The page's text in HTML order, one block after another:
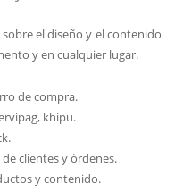
el diseño y el contenido
y en cualquier lugar.
de compra.
khipu.
clientes y órdenes.
y contenido.